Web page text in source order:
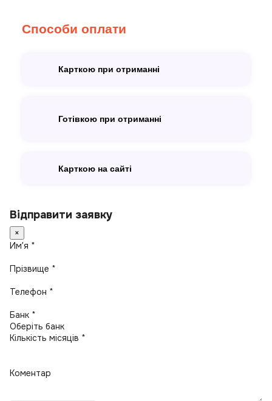
Способи оплати
Карткою при отриманні
Готівкою при отриманні
Карткою на сайті
Відправити заявку
×
Имʼя *
Прізвище *
Телефон *
Банк *
Кількість місяців *
Коментар